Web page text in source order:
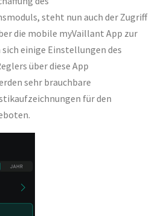
steht nun auch der Zugriff
die mobile myVaillant App zur
einige Einstellungen des
über diese App
sehr brauchbare
für den